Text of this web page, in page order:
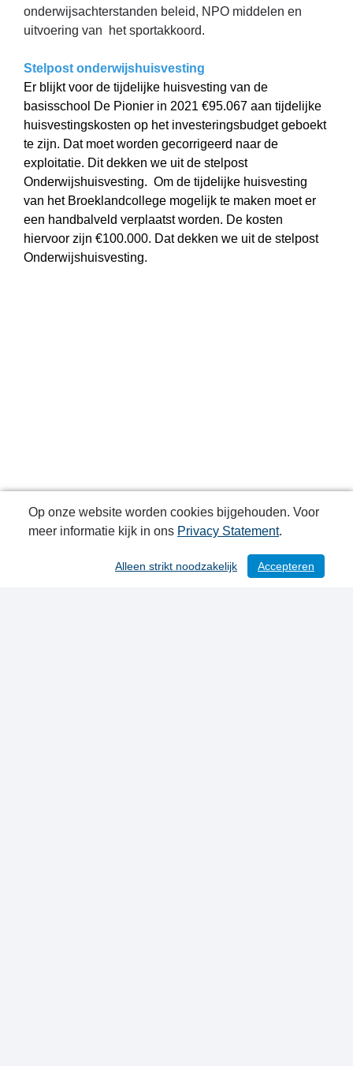
onderwijsachterstanden beleid, NPO middelen en
uitvoering van het sportakkoord.
Stelpost onderwijshuisvesting
Er blijkt voor de tijdelijke huisvesting van de
basisschool De Pionier in 2021 €95.067 aan tijdelijke
huisvestingskosten op het investeringsbudget geboekt
te zijn. Dat moet worden gecorrigeerd naar de
exploitatie. Dit dekken we uit de stelpost
Onderwijshuisvesting. Om de tijdelijke huisvesting
van het Broeklandcollege mogelijk te maken moet er
een handbalveld verplaatst worden. De kosten
hiervoor zijn €100.000. Dat dekken we uit de stelpost
Onderwijshuisvesting.
/ 93
Op onze website worden cookies bijgehouden. Voor
meer informatie kijk in ons Privacy Statement.
Accepteren
Alleen strikt noodzakelijk